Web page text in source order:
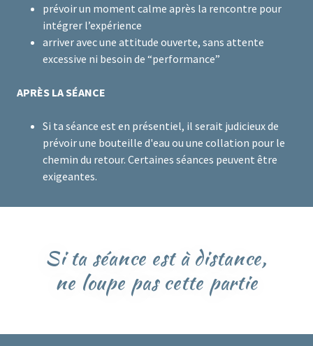
prévoir un moment calme après la rencontre pour
intégrer l’expérience
arriver avec une attitude ouverte, sans attente
excessive ni besoin de “performance”
APRÈS LA SÉANCE
Si ta séance est en présentiel, il serait judicieux de
prévoir une bouteille d'eau ou une collation pour le
chemin du retour. Certaines séances peuvent être
exigeantes.
Si ta séance est à distance,
ne loupe pas cette partie